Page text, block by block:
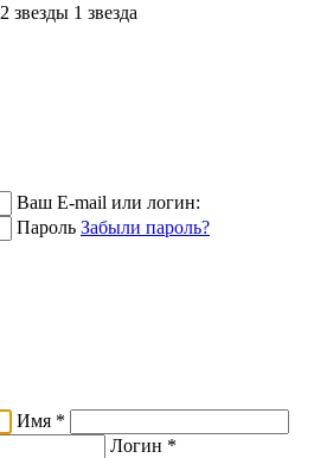
2 звeзды 1 звeзда
Ваш E-mail или логин:
Пароль Забыли пароль?
Имя *
Логин *